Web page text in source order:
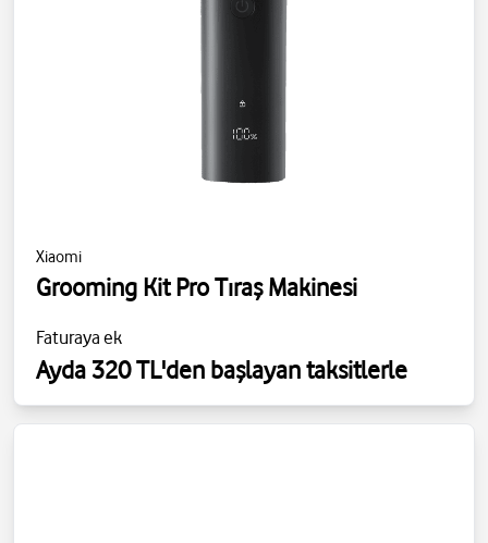
Xiaomi
Grooming Kit Pro Tıraş Makinesi
Faturaya ek
Ayda 320 TL'den başlayan taksitlerle